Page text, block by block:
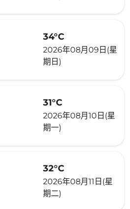
34°C
2026年08月09日(星
期日)
31°C
2026年08月10日(星
期一)
32°C
2026年08月11日(星
期二)